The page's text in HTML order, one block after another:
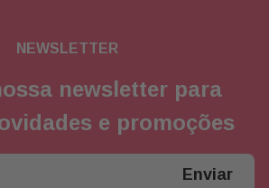
NEWSLETTER
newsletter para
e promoções
Enviar